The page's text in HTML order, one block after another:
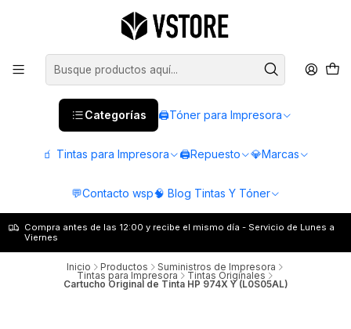
Categorías 🖨️Tóner para Impresora
🧃 Tintas para Impresora 🖨️Repuesto 💎Marcas
💬Contacto wsp🧠 Blog Tintas Y Tóner
Compra antes de las 12:00 y recibe el mismo día - Servicio de Lunes a
Viernes
Inicio Productos Suministros de Impresora
Tintas para Impresora Tintas Originales
Cartucho Original de Tinta HP 974X Y (L0S05AL)